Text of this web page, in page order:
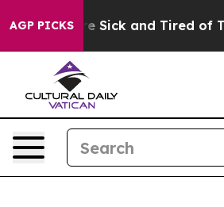
AGP PICKSAre Sick and Tired of This